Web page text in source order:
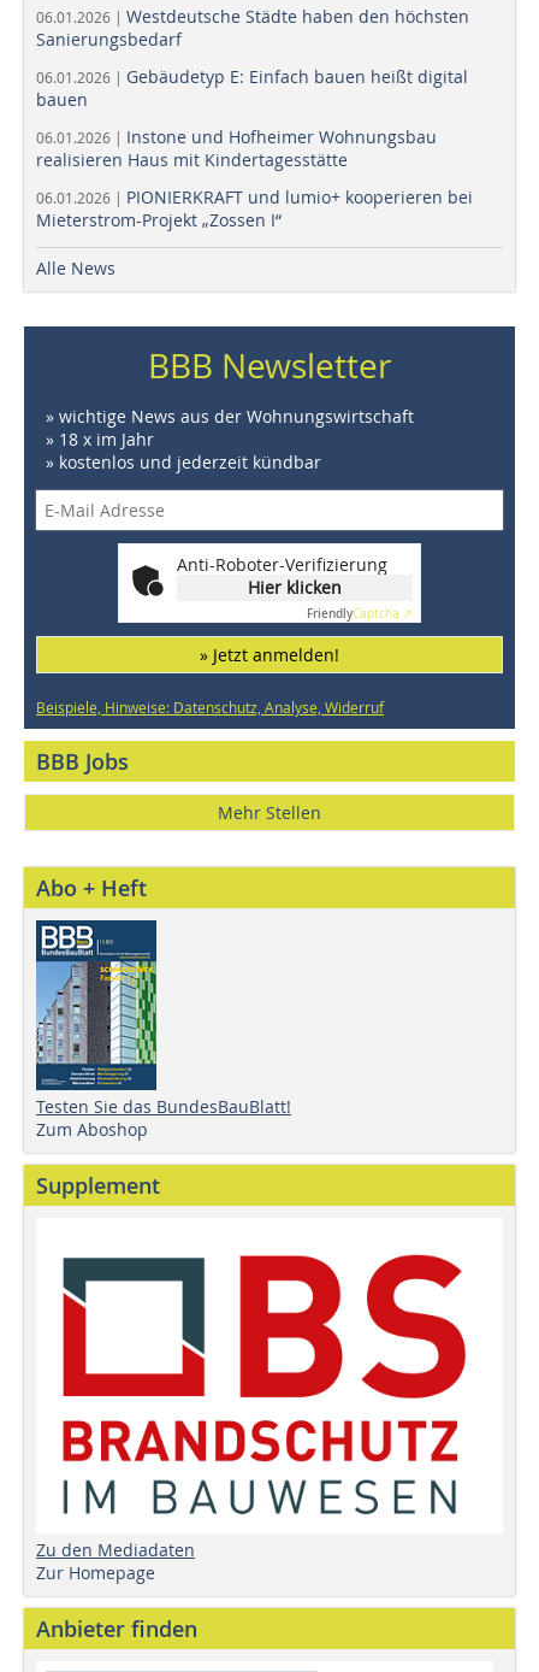
06.01.2026 | Westdeutsche Städte haben den höchsten
Sanierungsbedarf
06.01.2026 | Gebäudetyp E: Einfach bauen heißt digital
bauen
06.01.2026 | Instone und Hofheimer Wohnungsbau
realisieren Haus mit Kindertagesstätte
06.01.2026 | PIONIERKRAFT und lumio+ kooperieren bei
Mieterstrom-Projekt „Zossen I“
Alle News
BBB Newsletter
» wichtige News aus der Wohnungswirtschaft
» 18 x im Jahr
» kostenlos und jederzeit kündbar
Anti-Roboter-Verifizierung
Hier klicken
FriendlyCaptcha ⇗
» Jetzt anmelden!
Beispiele, Hinweise: Datenschutz, Analyse, Widerruf
BBB Jobs
Mehr Stellen
Abo + Heft
Testen Sie das BundesBauBlatt!
Zum Aboshop
Supplement
Zu den Mediadaten
Zur Homepage
Anbieter finden